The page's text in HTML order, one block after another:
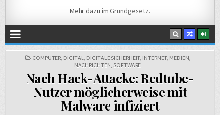
Mehr dazu im Grundgesetz.
POSTED
COMPUTER, DIGITAL, DIGITALE SICHERHEIT, INTERNET, MEDIEN,
NACHRICHTEN, SOFTWARE
Nach Hack-Attacke: Redtube-
Nutzer möglicherweise mit
Malware infiziert